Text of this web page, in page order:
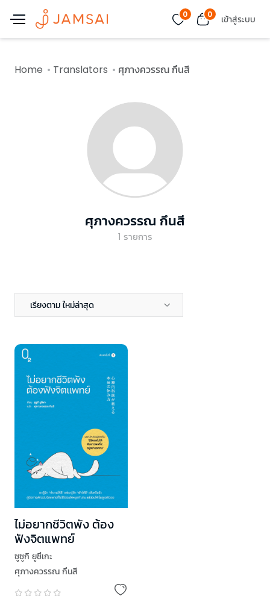
0 0 เข้าสู่ระบบ
Home Translators ศุภางควรรณ กึนสี
ศุภางควรรณ กึนสี
1 รายการ
เรียงตาม ใหม่ล่าสุด
ไม่อยากชีวิตพัง ต้อง
ฟังจิตแพทย์
ซูซูกิ ยูซึเกะ
ศุภางควรรณ กึนสี